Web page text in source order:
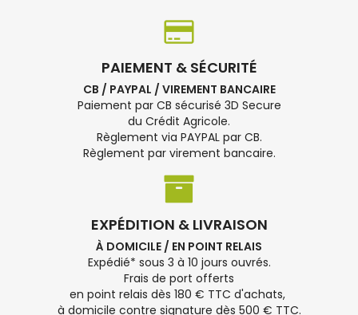
PAIEMENT & SÉCURITÉ
CB / PAYPAL / VIREMENT BANCAIRE
Paiement par CB sécurisé 3D Secure
du Crédit Agricole.
Règlement via PAYPAL par CB.
Règlement par virement bancaire.
EXPÉDITION & LIVRAISON
À DOMICILE / EN POINT RELAIS
Expédié* sous 3 à 10 jours ouvrés.
Frais de port offerts
en point relais dès 180 € TTC d'achats,
à domicile contre signature dès 500 € TTC.